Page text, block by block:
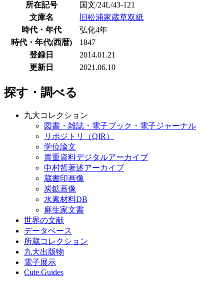
所在記号
国文/24L/43-121
文庫名
旧松浦家蔵草双紙
時代・年代
弘化4年
時代・年代(西暦)
1847
登録日
2014.01.21
更新日
2021.06.10
探す・調べる
九大コレクション
図書・雑誌・電子ブック・電子ジャーナル
リポジトリ（QIR）
学位論文
貴重資料デジタルアーカイブ
中村哲著述アーカイブ
蔵書印画像
炭鉱画像
水素材料DB
麻生家文書
世界の文献
データベース
所蔵コレクション
九大出版物
電子展示
Cute.Guides